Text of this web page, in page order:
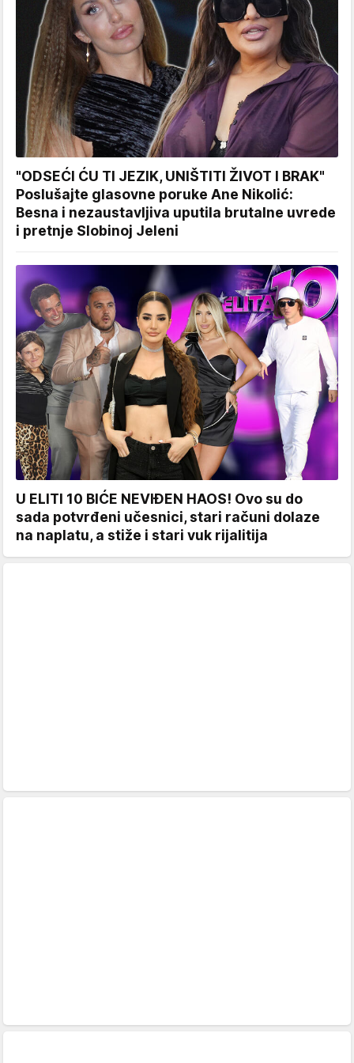
"ODSEĆI ĆU TI JEZIK, UNIŠTITI ŽIVOT I BRAK"
Poslušajte glasovne poruke Ane Nikolić:
Besna i nezaustavljiva uputila brutalne uvrede
i pretnje Slobinoj Jeleni
U ELITI 10 BIĆE NEVIĐEN HAOS! Ovo su do
sada potvrđeni učesnici, stari računi dolaze
na naplatu, a stiže i stari vuk rijalitija